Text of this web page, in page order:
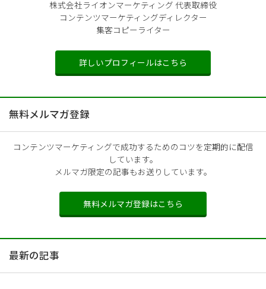
株式会社ライオンマーケティング 代表取締役
コンテンツマーケティングディレクター
集客コピーライター
詳しいプロフィールはこちら
無料メルマガ登録
コンテンツマーケティングで成功するためのコツを定期的に配信
しています。
メルマガ限定の記事もお送りしています。
無料メルマガ登録はこちら
最新の記事